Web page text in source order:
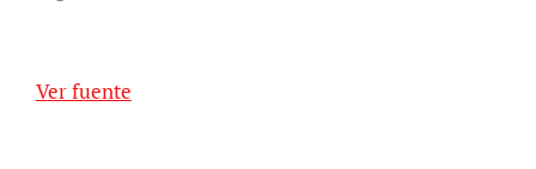
Ver fuente